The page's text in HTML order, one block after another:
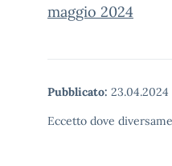
maggio 2024
Pubblicato: 23.04.2024
Eccetto dove